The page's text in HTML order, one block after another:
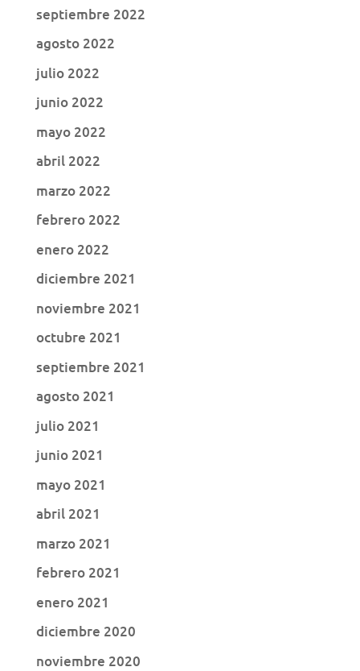
septiembre 2022
agosto 2022
julio 2022
junio 2022
mayo 2022
abril 2022
marzo 2022
febrero 2022
enero 2022
diciembre 2021
noviembre 2021
octubre 2021
septiembre 2021
agosto 2021
julio 2021
junio 2021
mayo 2021
abril 2021
marzo 2021
febrero 2021
enero 2021
diciembre 2020
noviembre 2020